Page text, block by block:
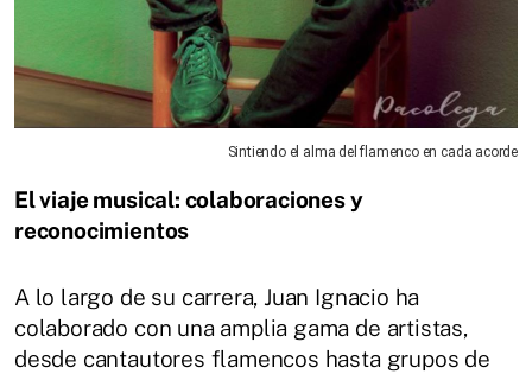
Sintiendo el alma del flamenco en cada acorde
El viaje musical: colaboraciones y
reconocimientos
A lo largo de su carrera, Juan Ignacio ha
colaborado con una amplia gama de artistas,
desde cantautores flamencos hasta grupos de